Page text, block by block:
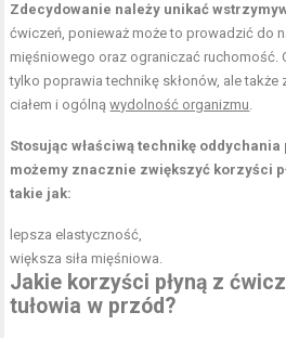
Zdecydowanie należy unikać
ćwiczeń, ponieważ może to prowadzić do
mięśniowego oraz ograniczać ruchomość.
tylko poprawia technikę skłonów, ale
ciałem i ogólnąwydolność organizmu.
Stosując właściwą technikę oddychania
możemy znacznie zwiększyć korzyści
takie jak:
lepsza elastyczność,
większa siła mięśniowa.
Jakie korzyści płyną z
tułowia w przód?